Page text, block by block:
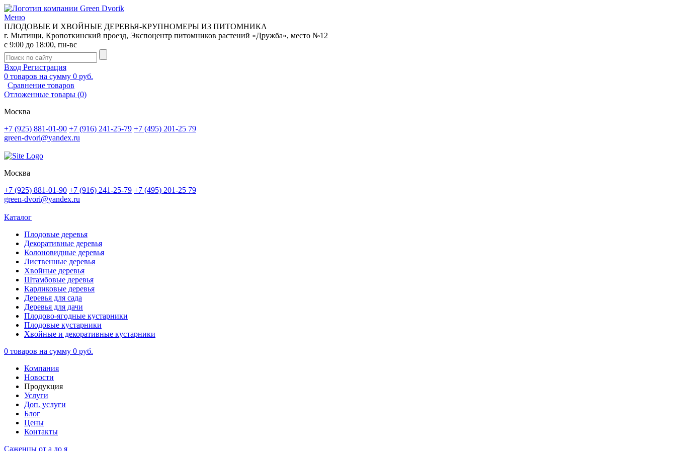
Меню
ПЛОДОВЫЕ И ХВОЙНЫЕ ДЕРЕВЬЯ-КРУПНОМЕРЫ ИЗ ПИТОМНИКА
г. Мытищи, Кропоткинский проезд, Экспоцентр питомников растений «Дружба», место №12
с 9:00 до 18:00, пн-вс
Вход Регистрация
0 товаров на сумму 0 руб.
Сравнение товаров
Отложенные товары (0)
Москва
+7 (925) 881-01-90 +7 (916) 241-25-79 +7 (495) 201-25 79
green-dvori@yandex.ru
Москва
+7 (925) 881-01-90 +7 (916) 241-25-79 +7 (495) 201-25 79
green-dvori@yandex.ru
Каталог
Плодовые деревья
Декоративные деревья
Колоновидные деревья
Лиственные деревья
Хвойные деревья
Штамбовые деревья
Карликовые деревья
Деревья для сада
Деревья для дачи
Плодово-ягодные кустарники
Плодовые кустарники
Хвойные и декоративные кустарники
0 товаров на сумму 0 руб.
Компания
Новости
Продукция
Услуги
Доп. услуги
Блог
Цены
Контакты
Саженцы от а до я